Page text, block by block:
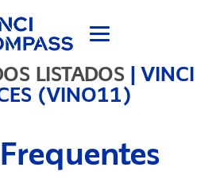
LISTADOS |VINCI
(VINO11)